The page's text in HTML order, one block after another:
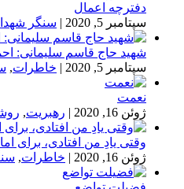
دفترچه اعمال
سپتامبر 5, 2020
| سنگر شهدا
شهید حاج قاسم سلیمانی:
سپتامبر 5, 2020
| خاطرات,
نعمت
ژوئن 16, 2020
| رهبریت,
وقتی یادِ من افتادی، برای
ژوئن 16, 2020
| خاطرات,